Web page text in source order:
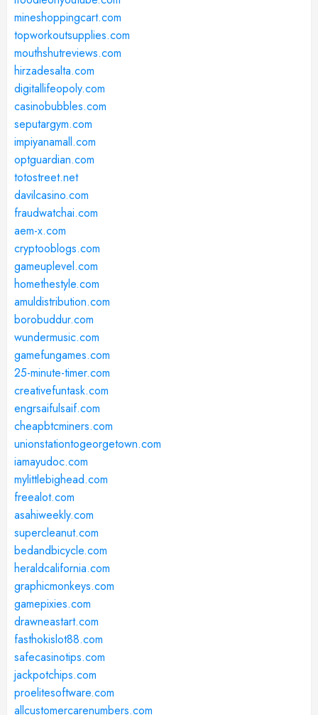
mineshoppingcart.com
topworkoutsupplies.com
mouthshutreviews.com
hirzadesalta.com
digitallifeopoly.com
casinobubbles.com
seputargym.com
impiyanamall.com
optguardian.com
totostreet.net
davilcasino.com
fraudwatchai.com
aem-x.com
cryptooblogs.com
gameuplevel.com
homethestyle.com
amuldistribution.com
borobuddur.com
wundermusic.com
gamefungames.com
25-minute-timer.com
creativefuntask.com
engrsaifulsaif.com
cheapbtcminers.com
unionstationtogeorgetown.com
iamayudoc.com
mylittlebighead.com
freealot.com
asahiweekly.com
supercleanut.com
bedandbicycle.com
heraldcalifornia.com
graphicmonkeys.com
gamepixies.com
drawneastart.com
fasthokislot88.com
safecasinotips.com
jackpotchips.com
proelitesoftware.com
allcustomercarenumbers.com